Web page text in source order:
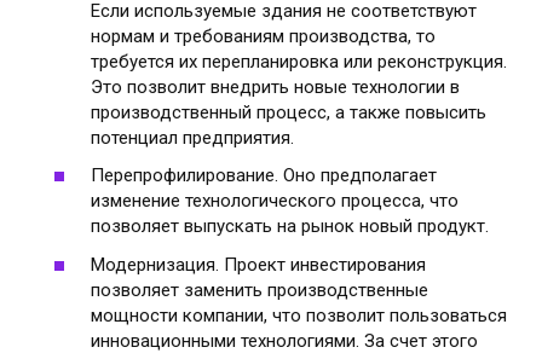
Если используемые здания не соответствуют
нормам и требованиям производства, то
требуется их перепланировка или реконструкция.
Это позволит внедрить новые технологии в
производственный процесс, а также повысить
потенциал предприятия.
Перепрофилирование. Оно предполагает
изменение технологического процесса, что
позволяет выпускать на рынок новый продукт.
Модернизация. Проект инвестирования
позволяет заменить производственные
мощности компании, что позволит пользоваться
инновационными технологиями. За счет этого